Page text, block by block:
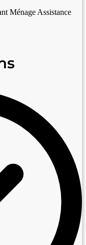
Ménage Assistance